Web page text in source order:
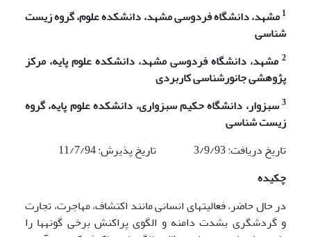
1مشهد، دانشگاه فردوسی مشهد، دانشکده علوم، گروه زیست
شناسی
2 مشهد، دانشگاه فردوسی مشهد، دانشکده علوم پایه، مرکز
پژوهشی جانورشناسی کاربردی
3سبزوار، دانشگاه حکیم سبزواری، دانشکده علوم پایه، گروه
زیست شناسی
تاریخ دریافت: 3/9/93 تاریخ پذیرش: 11/7/94
چکیده
در حال حاضر، فعالیت­های انسانی مانند اکتشاف، مهاجرت، تجارت
و گردشگری بشدت دامنه و الگوی پراکنش برخی گونه­ها را